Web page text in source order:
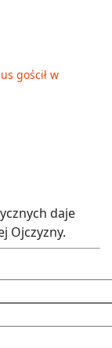
gościł w
daje
Ojczyzny.